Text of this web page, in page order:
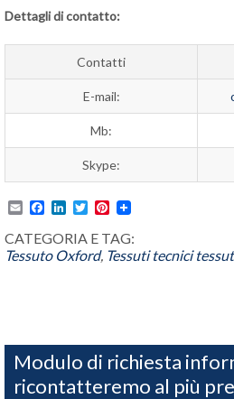
Dettagli di contatto:
Contatti
E-mail:
Mb:
Skype:
EmailFacebook
LinkedIn
TwitterPinterest
CATEGORIA E TAG:
Tessuto Oxford, Tessuti tecnici
Modulo di richiesta
ricontatteremo al più